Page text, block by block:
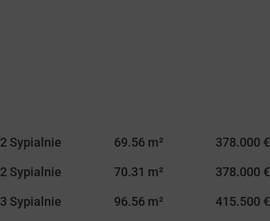
2 Sypialnie 69.56 m² 378.000 €
2 Sypialnie 70.31 m² 378.000 €
3 Sypialnie 96.56 m² 415.500 €